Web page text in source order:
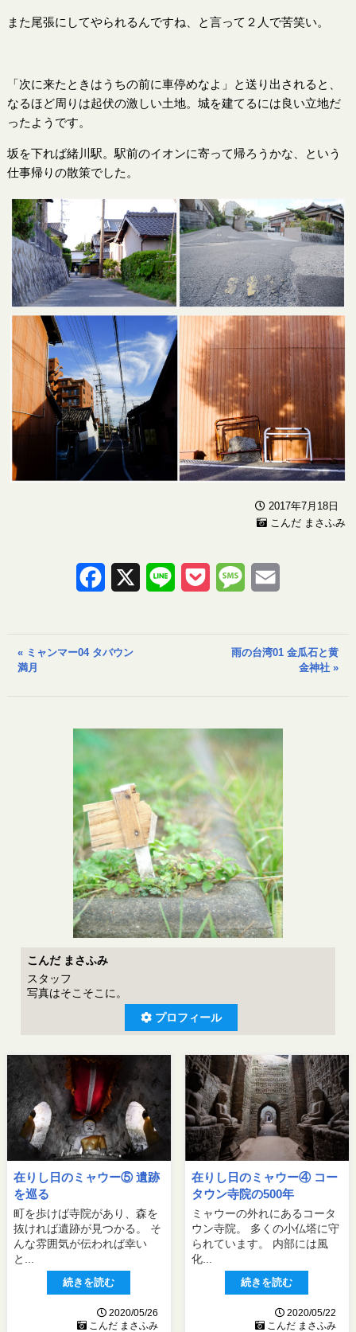
また尾張にしてやられるんですね、と言って２人で苦笑い。
「次に来たときはうちの前に車停めなよ」と送り出されると、
なるほど周りは起伏の激しい土地。城を建てるには良い立地だ
ったようです。
坂を下れば緒川駅。駅前のイオンに寄って帰ろうかな、という
仕事帰りの散策でした。
2017年7月18日
こんだ まさふみ
Facebook Line Pocket Message
« ミャンマー04 タバウン
満月
雨の台湾01 金瓜石と黄
金神社 »
こんだ まさふみ
スタッフ
写真はそこそこに。
プロフィール
在りし日のミャウー⑤ 遺跡
を巡る
町を歩けば寺院があり、森を
抜ければ遺跡が見つかる。 そ
んな雰囲気が伝われば幸い
と...
続きを読む
2020/05/26
こんだ まさふみ
在りし日のミャウー④ コー
タウン寺院の500年
ミャウーの外れにあるコータ
ウン寺院。 多くの小仏塔に守
られています。 内部には風
化...
続きを読む
2020/05/22
こんだ まさふみ